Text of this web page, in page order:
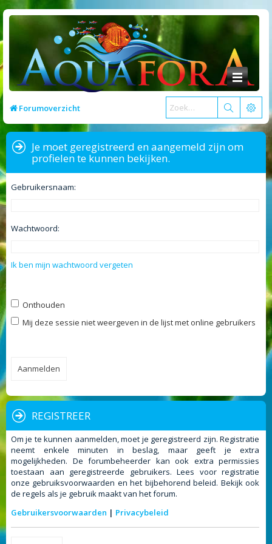
Forumoverzicht
Je moet geregistreerd en aangemeld zijn om
profielen te kunnen bekijken.
Gebruikersnaam:
Wachtwoord:
Ik ben mijn wachtwoord vergeten
Onthouden
Mij deze sessie niet weergeven in de lijst met online gebruikers
REGISTREER
Om je te kunnen aanmelden, moet je geregistreerd zijn. Registratie
neemt enkele minuten in beslag, maar geeft je extra
mogelijkheden. De forumbeheerder kan ook extra permissies
toestaan aan geregistreerde gebruikers. Lees voor registratie
onze gebruiksvoorwaarden en het bijbehorend beleid. Bekijk ook
de regels als je gebruik maakt van het forum.
Gebruikersvoorwaarden | Privacybeleid